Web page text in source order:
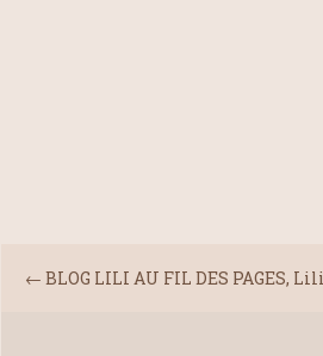
← BLOG LILI AU FIL DES PAGES,